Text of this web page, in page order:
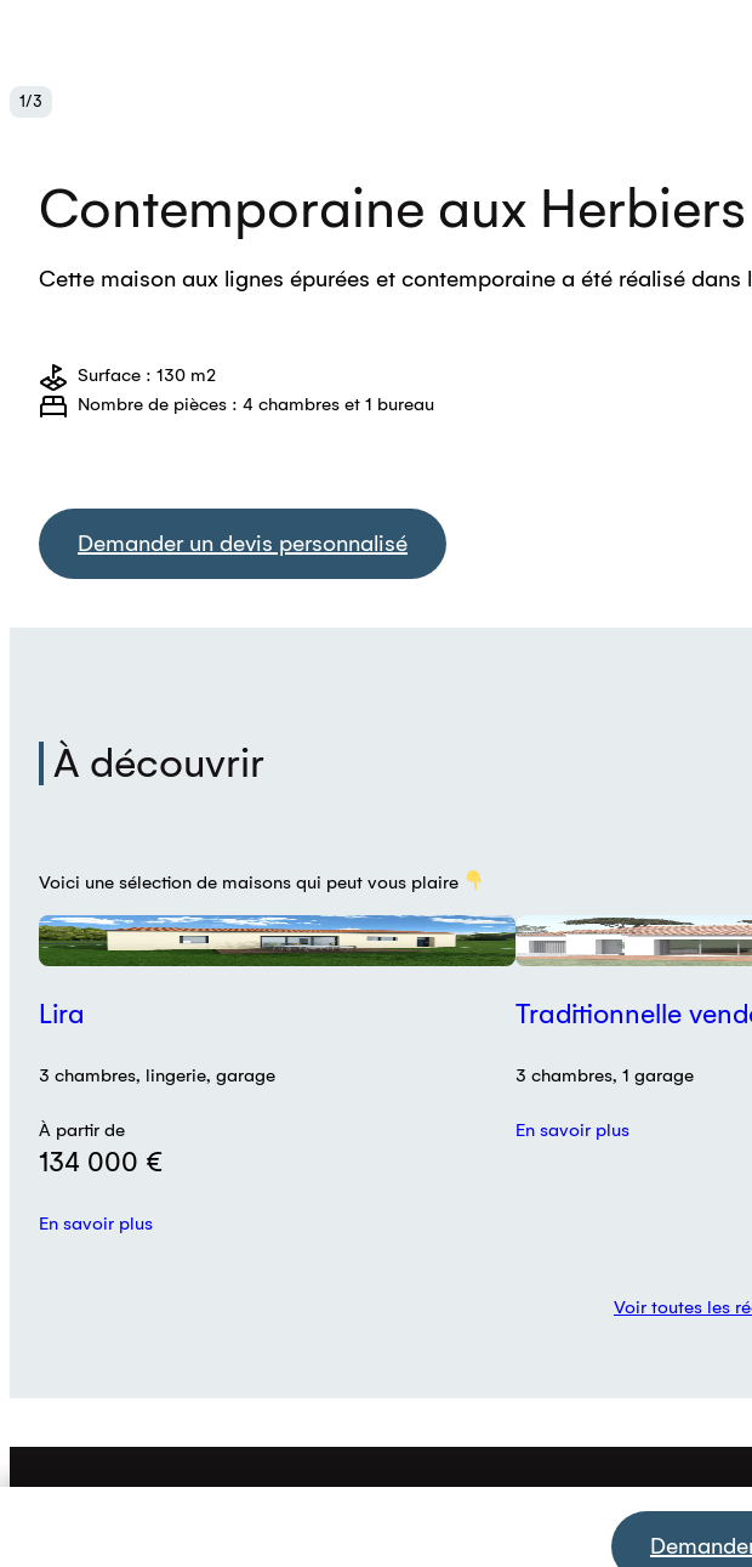
1/3
Contemporaine aux Herbiers
Cette maison aux lignes épurées et contemporaine a été réalisé dans
Surface : 130 m2
Nombre de pièces : 4 chambres et 1 bureau
Demander un devis personnalisé
À découvrir
Voici une sélection de maisons qui peut vous plaire
Plan
Lira
3 chambres, lingerie, garage
À partir de
134 000 €
En savoir plus
Plan
Traditionnelle
3 chambres, 1 garage
En savoir plus
Voir toutes les